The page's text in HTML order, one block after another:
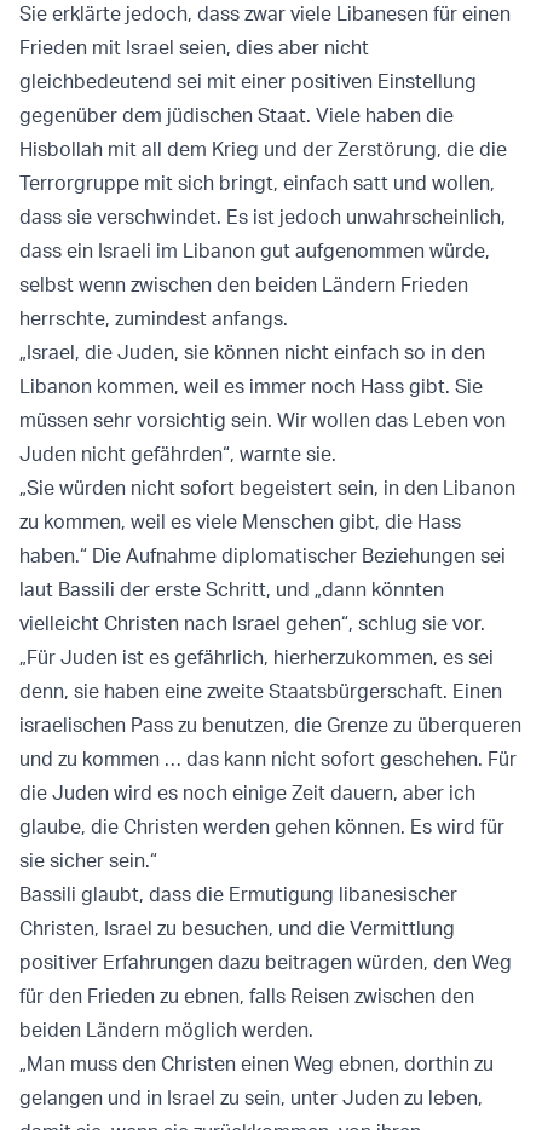
Sie erklärte jedoch, dass zwar viele Libanesen für einen
Frieden mit Israel seien, dies aber nicht
gleichbedeutend sei mit einer positiven Einstellung
gegenüber dem jüdischen Staat. Viele haben die
Hisbollah mit all dem Krieg und der Zerstörung, die die
Terrorgruppe mit sich bringt, einfach satt und wollen,
dass sie verschwindet. Es ist jedoch unwahrscheinlich,
dass ein Israeli im Libanon gut aufgenommen würde,
selbst wenn zwischen den beiden Ländern Frieden
herrschte, zumindest anfangs.
„Israel, die Juden, sie können nicht einfach so in den
Libanon kommen, weil es immer noch Hass gibt. Sie
müssen sehr vorsichtig sein. Wir wollen das Leben von
Juden nicht gefährden“, warnte sie.
„Sie würden nicht sofort begeistert sein, in den Libanon
zu kommen, weil es viele Menschen gibt, die Hass
haben.“ Die Aufnahme diplomatischer Beziehungen sei
laut Bassili der erste Schritt, und „dann könnten
vielleicht Christen nach Israel gehen“, schlug sie vor.
„Für Juden ist es gefährlich, hierherzukommen, es sei
denn, sie haben eine zweite Staatsbürgerschaft. Einen
israelischen Pass zu benutzen, die Grenze zu überqueren
und zu kommen … das kann nicht sofort geschehen. Für
die Juden wird es noch einige Zeit dauern, aber ich
glaube, die Christen werden gehen können. Es wird für
sie sicher sein.“
Bassili glaubt, dass die Ermutigung libanesischer
Christen, Israel zu besuchen, und die Vermittlung
positiver Erfahrungen dazu beitragen würden, den Weg
für den Frieden zu ebnen, falls Reisen zwischen den
beiden Ländern möglich werden.
„Man muss den Christen einen Weg ebnen, dorthin zu
gelangen und in Israel zu sein, unter Juden zu leben,